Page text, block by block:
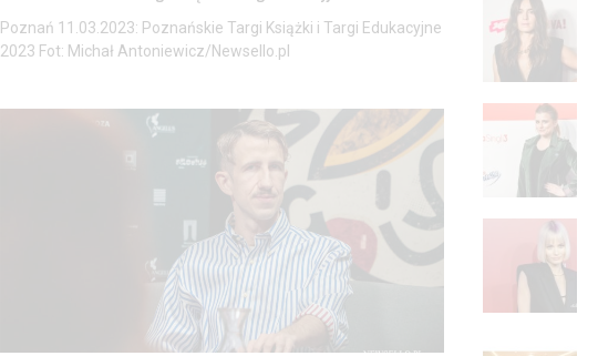
Poznań 11.03.2023: Poznańskie Targi Książki i Targi Edukacyjne
2023 Fot: Michał Antoniewicz/Newsello.pl